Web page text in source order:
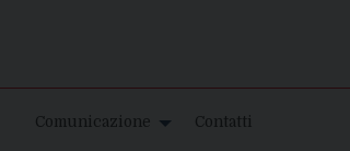
Comunicazione Contatti